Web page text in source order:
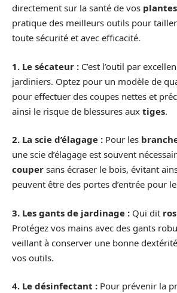
directement sur la santé de vos plantes
pratique des meilleurs outils pour
toute sécurité et avec efficacité.
1. Le sécateur : C’est l’outil par
jardiniers. Optez pour un modèle de
pour effectuer des coupes nettes et
ainsi le risque de blessures aux tiges.
2. La scie d’élagage : Pour les
une scie d’élagage est souvent
couper sans écraser le bois, évitant
peuvent être des portes d’entrée pour
3. Les gants de jardinage : Qui dit
Protégez vos mains avec des gants
veillant à conserver une bonne
vos outils.
4. Le désinfectant : Pour prévenir la